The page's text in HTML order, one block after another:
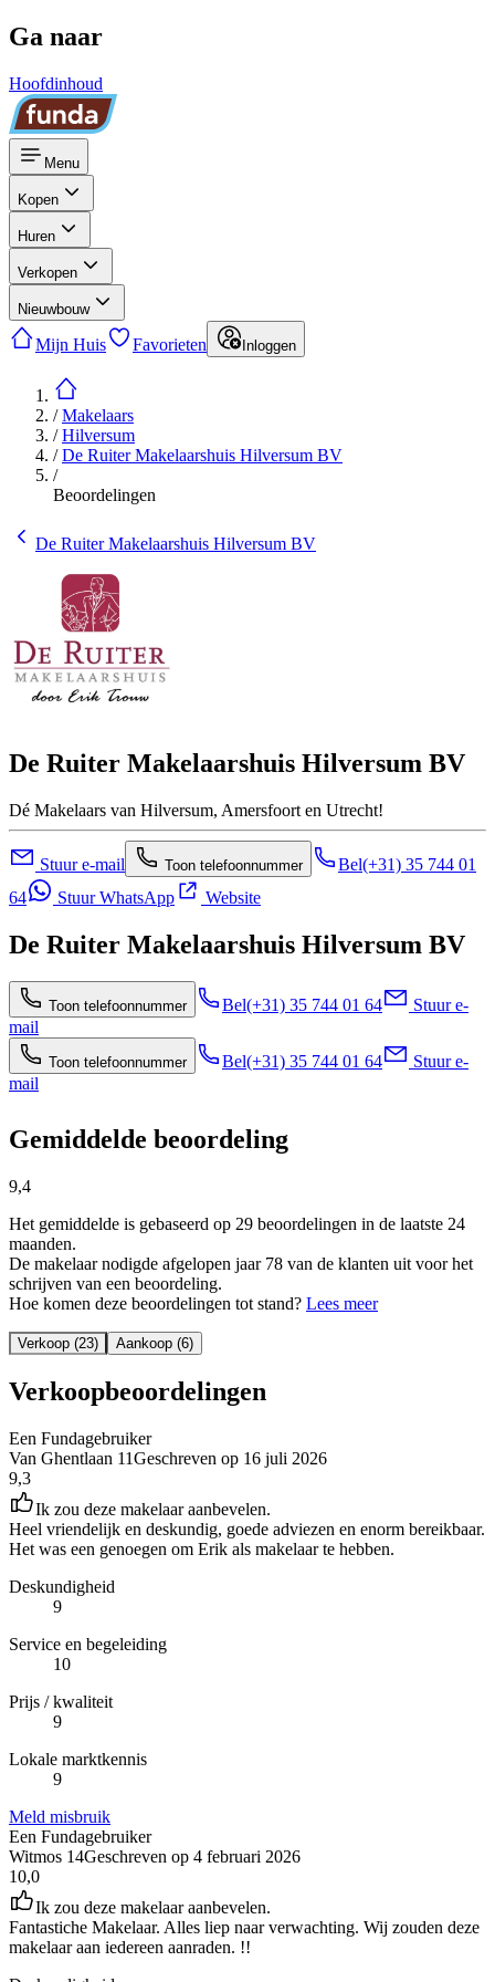
Ga naar
Hoofdinhoud
Menu
Kopen
Huren
Verkopen
Nieuwbouw
Mijn Huis Favorieten Inloggen
/Makelaars
/Hilversum
/De Ruiter Makelaarshuis Hilversum BV
/
Beoordelingen
De Ruiter Makelaarshuis Hilversum BV
De Ruiter Makelaarshuis Hilversum BV
Dé Makelaars van Hilversum, Amersfoort en Utrecht!
Stuur e-mail Toon telefoonnummer Bel(+31) 35 744 01
64
Stuur WhatsApp Website
De Ruiter Makelaarshuis Hilversum BV
Toon telefoonnummer Bel(+31) 35 744 01 64
Stuur e-
mail
Toon telefoonnummer Bel(+31) 35 744 01 64
Stuur e-
mail
Gemiddelde beoordeling
9,4
Het gemiddelde is gebaseerd op 29 beoordelingen in de laatste 24
maanden.
De makelaar nodigde afgelopen jaar 78 van de klanten uit voor het
schrijven van een beoordeling.
Hoe komen deze beoordelingen tot stand? Lees meer
Verkoop (23) Aankoop (6)
Verkoopbeoordelingen
Een Fundagebruiker
Van Ghentlaan 11Geschreven op 16 juli 2026
9,3
Ik zou deze makelaar aanbevelen.
Heel vriendelijk en deskundig, goede adviezen en enorm bereikbaar.
Het was een genoegen om Erik als makelaar te hebben.
Deskundigheid
9
Service en begeleiding
10
Prijs / kwaliteit
9
Lokale marktkennis
9
Meld misbruik
Een Fundagebruiker
Witmos 14Geschreven op 4 februari 2026
10,0
Ik zou deze makelaar aanbevelen.
Fantastiche Makelaar. Alles liep naar verwachting. Wij zouden deze
makelaar aan iedereen aanraden. !!